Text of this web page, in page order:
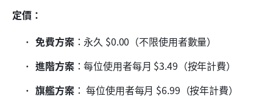
定價：
免費方案：永久 $0.00（不限使用者數量）
進階方案：每位使用者每月 $3.49（按年計費）
旗艦方案： 每位使用者每月 $6.99（按年計費）